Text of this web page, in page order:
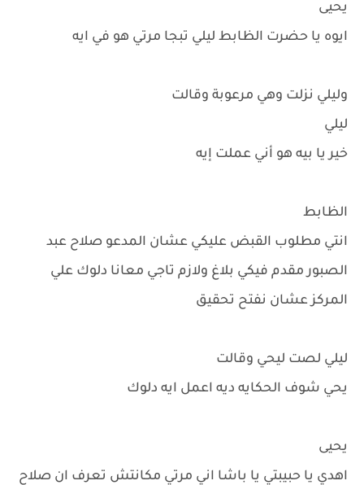
يحيى
ايوه يا حضرت الظابط ليلي تبجا مرتي هو في ايه
وليلي نزلت وهي مرعوبة وقالت
ليلي
خير يا بيه هو أني عملت إيه
الظابط
انتي مطلوب القبض عليكي عشان المدعو صلاح عبد
الصبور مقدم فيكي بلاغ ولازم تاجي معانا دلوك علي
المركز عشان نفتح تحقيق
ليلي لصت ليحي وقالت
يحي شوف الحكايه ديه اعمل ايه دلوك
يحيى
اهدي يا حبيبتي يا باشا اني مرتي مكانتش تعرف ان صلاح